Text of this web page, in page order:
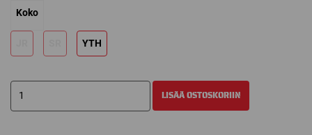
Koko
YTH
CCM
1.5
LISÄÄ OSTOSKORIIN